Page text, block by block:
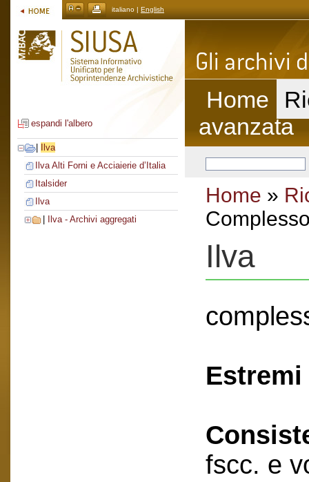
italiano | English
espandi l'albero
Ilva
Ilva Alti Forni e Acciaierie d’Italia
Italsider
Ilva
Ilva - Archivi aggregati
Home
avanzata
Home »
Ilva
fscc. e